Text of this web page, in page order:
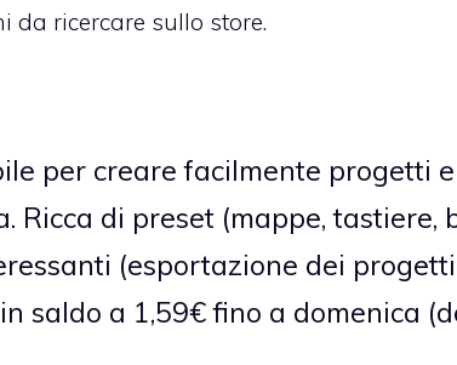
da ricercare sullo store.
per creare facilmente progetti
Ricca di preset (mappe,
(esportazione dei
saldo a 1,59€fino a domenica